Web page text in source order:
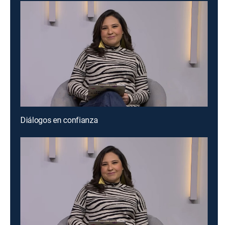
Diálogos en confianza